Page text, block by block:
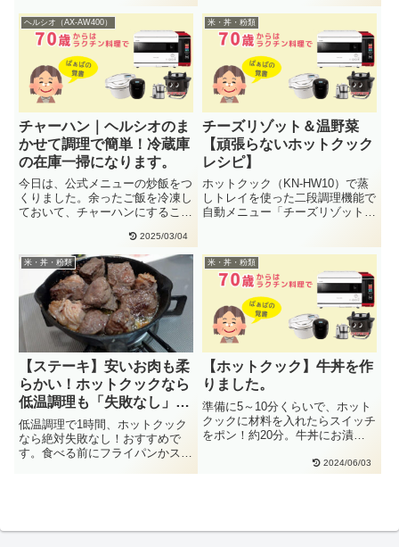
を・・
タ・・
ヘルシオ（AX-AW400）
チャーハン｜ヘルシオのま
かせて調理で簡単！冷蔵庫
の在庫一掃になります。
今日は、公式メニューの炒飯をつ
くりました。余ったご飯を冷凍し
ておいて、チャーハンにすること
2025/03/04
米・丼・粉類
チーズリゾット＆温野菜
【頑張らないホットクック
レシピ】
ホットクック（KN-HW10）で蒸
しトレイを使った二段調理機能で
自動メニュー「チーズリゾット＆
米・丼・粉類
【ステーキ】安いお肉も柔
らかい！ホットクックなら
低温調理も「失敗なし」で
す。
低温調理で1時間、ホットクック
なら絶対失敗なし！おすすめで
す。食べる前にフライパンかスキ
米・丼・粉類
【ホットクック】牛丼を作
りました。
準備に5～10分くらいで、ホット
クックに材料を入れたらスイッチ
をポン！約20分。牛丼にお漬物
2024/06/03